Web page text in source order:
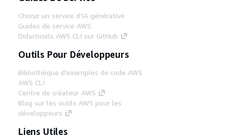
Choisir un service d'IA générative
Guides de service AWS
Didacticiels AWS CLI sur GitHub
Outils Pour Développeurs
Bibliothèque d'exemples de code AWS
AWS CLI
Centre de créateur AWS
Blog sur les outils AWS pour les
développeurs
Liens Utiles